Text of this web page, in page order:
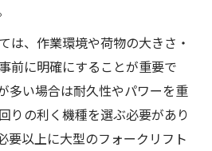
は、作業環境や荷物の大きさ・
前に明確にすることが重要で
多い場合は耐久性やパワーを重
りの利く機種を選ぶ必要があり
要以上に大型のフォークリフト